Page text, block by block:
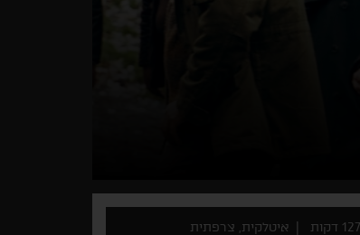
127 דקות
איטלקית, צרפתית